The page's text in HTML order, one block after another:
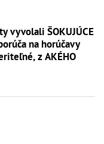
vyvolali ŠOKUJÚCE
na horúčavy
z AKÉHO